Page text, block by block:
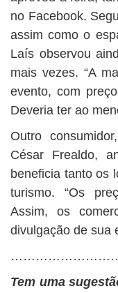
no Facebook.
assim como o
Laís observou
mais vezes. “A
evento, com
Deveria ter ao
Outro
César Frealdo,
beneficia tanto os
turismo. “Os
Assim, os
divulgação de sua
Tem uma